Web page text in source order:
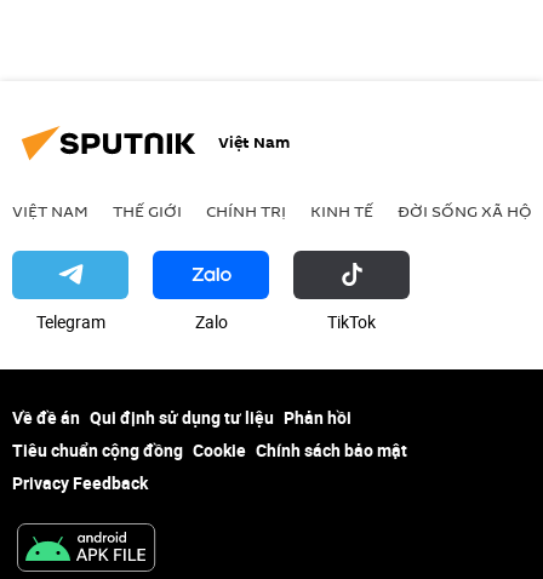
Việt Nam
VIỆT NAM THẾ GIỚI CHÍNH TRỊ KINH TẾ ĐỜI SỐNG XÃ HỘI
Telegram Zalo ТikТоk
Về đề án Qui định sử dụng tư liệu Phản hồi
Tiêu chuẩn cộng đồng Cookie Chính sách bảo mật
Privacy Feedback